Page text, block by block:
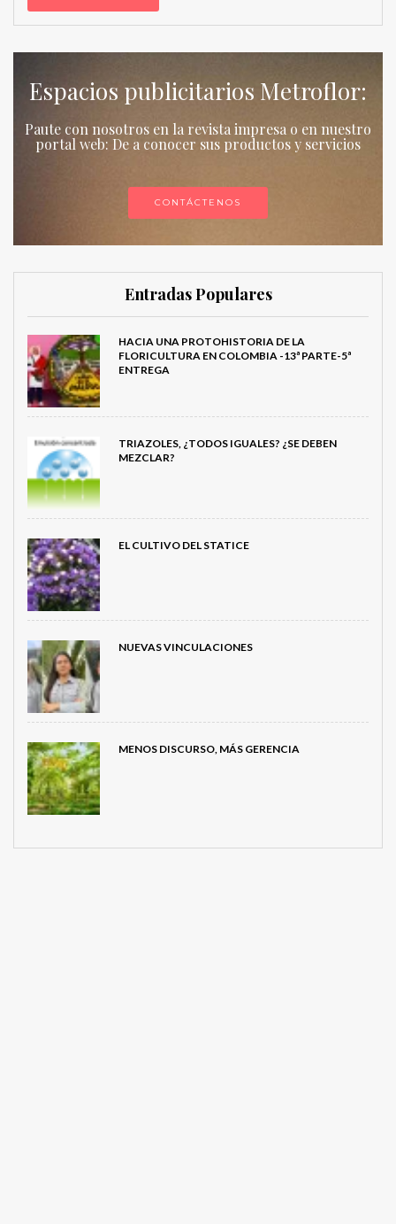
Espacios publicitarios Metroflor:
Paute con nosotros en la revista impresa o en nuestro
portal web: De a conocer sus productos y servicios
CONTÁCTENOS
Entradas Populares
HACIA UNA PROTOHISTORIA DE LA
FLORICULTURA EN COLOMBIA -13ª PARTE-5ª
ENTREGA
TRIAZOLES, ¿TODOS IGUALES? ¿SE DEBEN
MEZCLAR?
EL CULTIVO DEL STATICE
NUEVAS VINCULACIONES
MENOS DISCURSO, MÁS GERENCIA